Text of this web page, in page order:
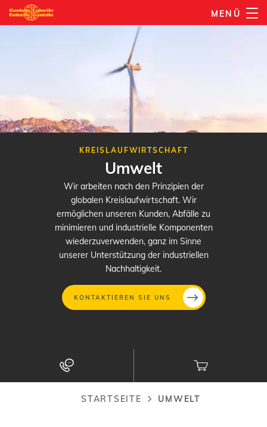
Direkt
zum
MENÜ
KREISLAUFWIRTSCHAFT
Umwelt
Wir arbeiten nach den Prinzipien der
globalen Kreislaufwirtschaft. Wir
ermöglichen unseren Kunden, Abfälle zu
minimieren und industrielle Komponenten
wiederzuverwenden, ganz im Sinne
unserer Unterstützung der industriellen
Nachhaltigkeit.
KONTAKTIEREN SIE UNS
STARTSEITE UMWELT